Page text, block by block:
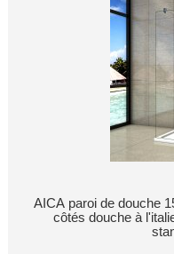
AICA paroi de douche
côtés douche à